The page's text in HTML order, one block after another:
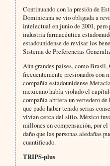
Continuando con la presión de
Dominicana se vio obligada a
intelectual en junio de 2001,
industria farmacéutica
estadounidense de revisar los
Sistema de Preferencias
Aún grandes países, como
frecuentemente presionados con
compañía estadounidense
mexicano había violado el
compañía abriera un vertedero
que pudo haber tenido serias
vivían cerca del sitio. México
millones en compensación, por el
daño que las personas aledañas
cuantificado.
TRIPS-plus